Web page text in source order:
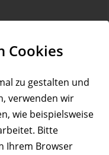
Cookies
zu gestalten und
verwenden wir
wie beispielsweise
Bitte
Ihrem Browser
Kundenkonto
haben Sie die
speichern zu
FORTSETZEN